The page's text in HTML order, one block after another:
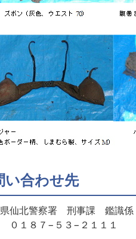
い合わせ先
仙北警察署 刑事課 鑑識係
０１８７−５３−２１１１